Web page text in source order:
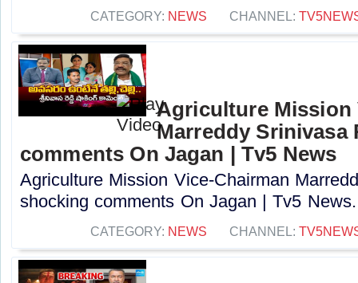
CATEGORY: NEWS CHANNEL:
Agriculture Mission
Marreddy Srinivasa
comments On Jagan | Tv5 News
Agriculture Mission Vice-Chairman
shocking comments On Jagan | Tv5
CATEGORY: NEWS CHANNEL: